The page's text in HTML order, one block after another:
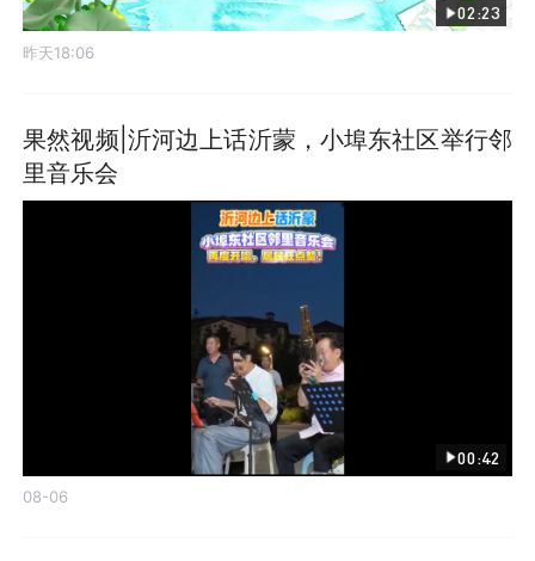
02:23
昨天18:06
果然视频|沂河边上话沂蒙，小埠东社区举行邻
里音乐会
00:42
08-06